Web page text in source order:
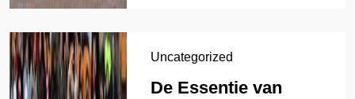
Uncategorized
De Essentie van